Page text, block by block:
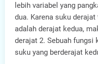
lebih variabel yang
dua. Karena suku
adalah derajat kedua,
derajat 2. Sebuah
suku yang berderajat